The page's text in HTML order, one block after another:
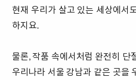
현재 우리가 살고 있는 세상에서
하지요.
물론, 작품 속에서처럼 완전히 단
우리나라 서울 강남과 같은 곳을